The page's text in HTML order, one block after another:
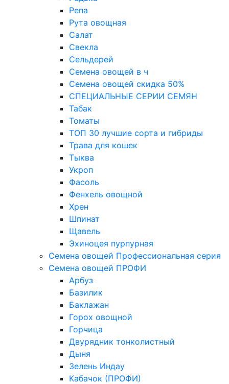
Репа
Рута овощная
Салат
Свекла
Сельдерей
Семена овощей в ч
Семена овощей скидка 50%
СПЕЦИАЛЬНЫЕ СЕРИИ СЕМЯН
Табак
Томаты
ТОП 30 лучшие сорта и гибриды
Трава для кошек
Тыква
Укроп
Фасоль
Фенхель овощной
Хрен
Шпинат
Щавель
Эхиноцея пурпурная
Семена овощей Профессиональная серия
Семена овощей ПРОФИ
Арбуз
Базилик
Баклажан
Горох овощной
Горчица
Двурядник тонколистный
Дыня
Зелень Индау
Кабачок (ПРОФИ)